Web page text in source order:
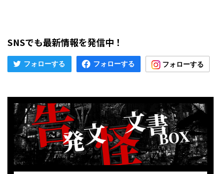
SNSでも最新情報を発信中！